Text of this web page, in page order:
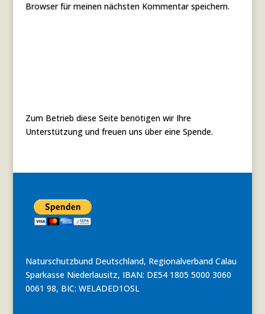
Browser für meinen nächsten Kommentar speichern.
Zum Betrieb diese Seite benötigen wir Ihre
Unterstützung und freuen uns über eine Spende.
Naturschutzbund Deutschland, Regionalverband Calau
Sparkasse Niederlausitz, IBAN: DE54 1805 5000 3060
0061 98, BIC: WELADED1OSL